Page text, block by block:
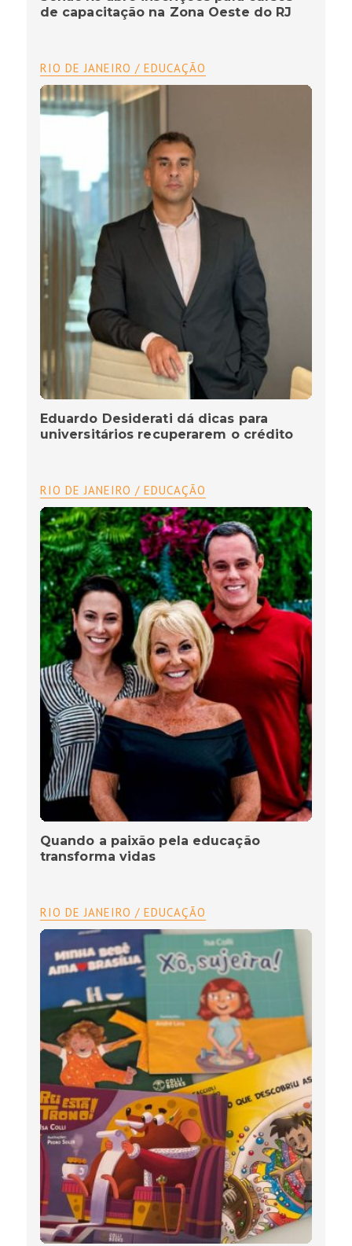
de capacitação na Zona Oeste do RJ
RIO DE JANEIRO / EDUCAÇÃO
Eduardo Desiderati dá dicas para
universitários recuperarem o crédito
RIO DE JANEIRO / EDUCAÇÃO
Quando a paixão pela educação
transforma vidas
RIO DE JANEIRO / EDUCAÇÃO